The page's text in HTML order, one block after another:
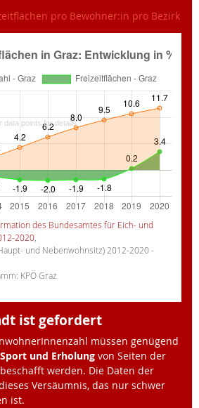
pro Bewohner:in pro Bezirk
des Bundesamtes für Eich- und
2020,
und Nebenwohnsitz) 2012-2020 -
KPÖ Graz
ist gefordert
müssen genügend
und Erholungvon Seiten der
werden. Die Daten der
Versäumnis, das nur schwer
ist.